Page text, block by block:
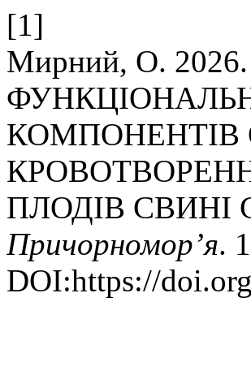
[1]
Мирний, О.
КОМПОНЕНТІВ
ПЛОДІВ СВИНІ
Причорномор’я.
DOI:https://